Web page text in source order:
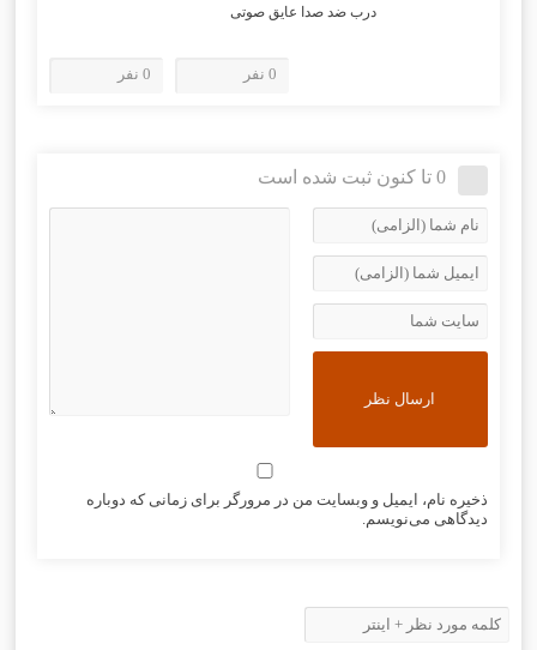
درب ضد صدا عایق صوتی
0 نفر 0 نفر
0 تا کنون ثبت شده است
ذخیره نام، ایمیل و وبسایت من در مرورگر برای زمانی که دوباره
دیدگاهی می‌نویسم.